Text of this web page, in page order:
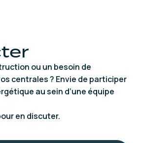
ou un besoin de
centrales ? Envie de participer
au sein d’une équipe
en discuter.